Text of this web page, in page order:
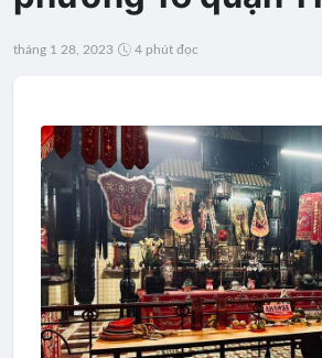
tháng 1 28, 2023 4 phút đọc